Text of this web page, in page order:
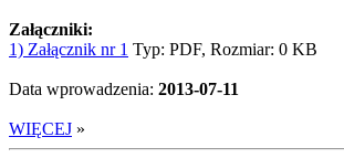
Załączniki:
1) Załącznik nr 1 Typ: PDF, Rozmiar: 0 KB
Data wprowadzenia: 2013-07-11
WIĘCEJ »